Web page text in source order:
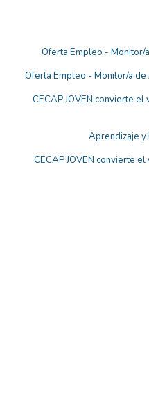
Oferta Empleo - Monitor/
Oferta Empleo - Monitor/a
CECAP JOVEN convierte
Aprendizaje y
CECAP JOVEN convierte